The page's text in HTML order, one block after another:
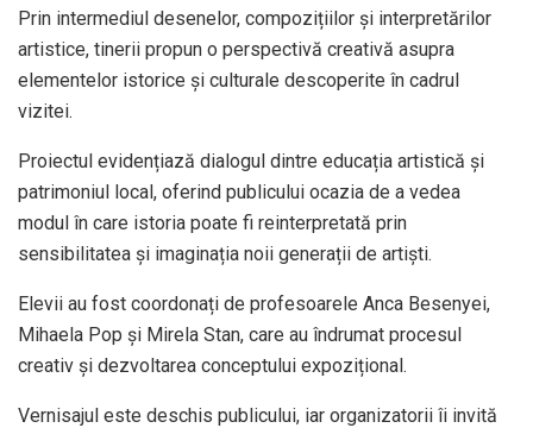
Prin intermediul desenelor, compozițiilor și interpretărilor
artistice, tinerii propun o perspectivă creativă asupra
elementelor istorice și culturale descoperite în cadrul
vizitei.
Proiectul evidențiază dialogul dintre educația artistică și
patrimoniul local, oferind publicului ocazia de a vedea
modul în care istoria poate fi reinterpretată prin
sensibilitatea și imaginația noii generații de artiști.
Elevii au fost coordonați de profesoarele Anca Besenyei,
Mihaela Pop și Mirela Stan, care au îndrumat procesul
creativ și dezvoltarea conceptului expozițional.
Vernisajul este deschis publicului, iar organizatorii îi invită